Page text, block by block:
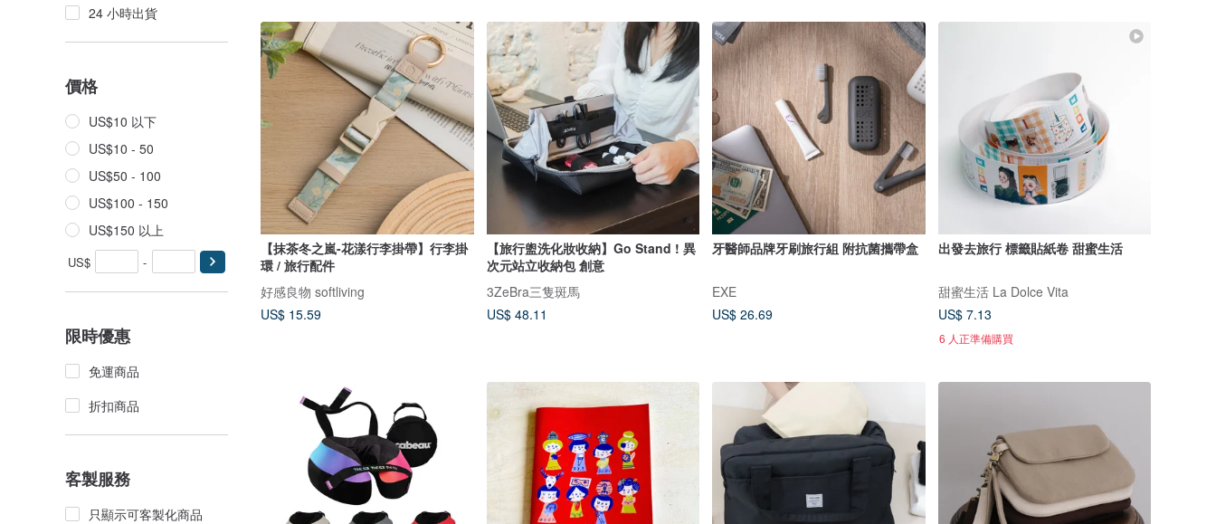
24 小時出貨
價格
US$10 以下
US$10 - 50
US$50 - 100
US$100 - 150
US$150 以上
US$ -
限時優惠
免運商品
折扣商品
客製服務
只顯示可客製化商品
【抹茶冬之嵐-花漾行李掛帶】行李掛
環 / 旅行配件
好感良物 softliving
US$ 15.59
【旅行盥洗化妝收納】Go Stand ! 異
次元站立收納包 創意
3ZeBra三隻斑馬
US$ 48.11
牙醫師品牌牙刷旅行組 附抗菌攜帶盒
EXE
US$ 26.69
出發去旅行 標籤貼紙卷 甜蜜生活
甜蜜生活 La Dolce Vita
US$ 7.13
6 人正準備購買